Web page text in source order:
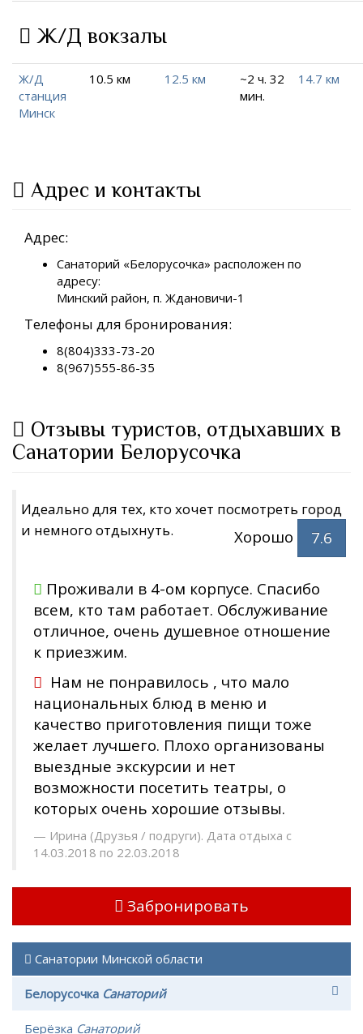
Ж/Д вокзалы
Ж/Д
станция
Минск
10.5 км 12.5 км
~2 ч. 32
мин.
14.7 км
Адрес и контакты
Адрес:
Санаторий «Белорусочка» расположен по
адресу:
Минский район, п. Ждановичи-1
Телефоны для бронирования:
8(804)333-73-20
8(967)555-86-35
Отзывы туристов, отдыхавших в
Санатории Белорусочка
Идеально для тех, кто хочет посмотреть город
и немного отдыхнуть.
Хорошо 7.6
Проживали в 4-ом корпусе. Спасибо
всем, кто там работает. Обслуживание
отличное, очень душевное отношение
к приезжим.
Нам не понравилось , что мало
национальных блюд в меню и
качество приготовления пищи тоже
желает лучшего. Плохо организованы
выездные экскурсии и нет
возможности посетить театры, о
которых очень хорошие отзывы.
Ирина (Друзья / подруги). Дата отдыха с
14.03.2018 по 22.03.2018
Забронировать
Санатории Минской области
Белорусочка Санаторий
Берёзка Санаторий